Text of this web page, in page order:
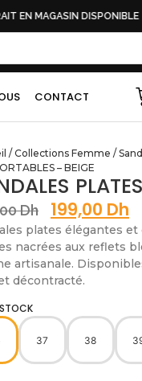
EN MAGASIN DISPONIBLE
CONTACT
/ Collections Femme /
– BEIGE
Dh 199,00 Dh
plates élégantes
nacrées aux reflets
artisanale.
décontracté.
37 38